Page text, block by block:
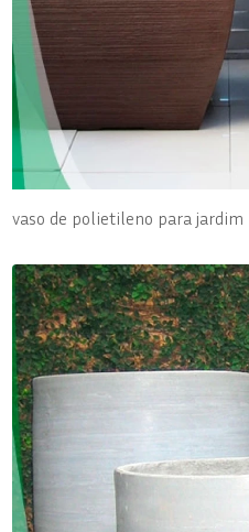
vaso de polietileno para jardim